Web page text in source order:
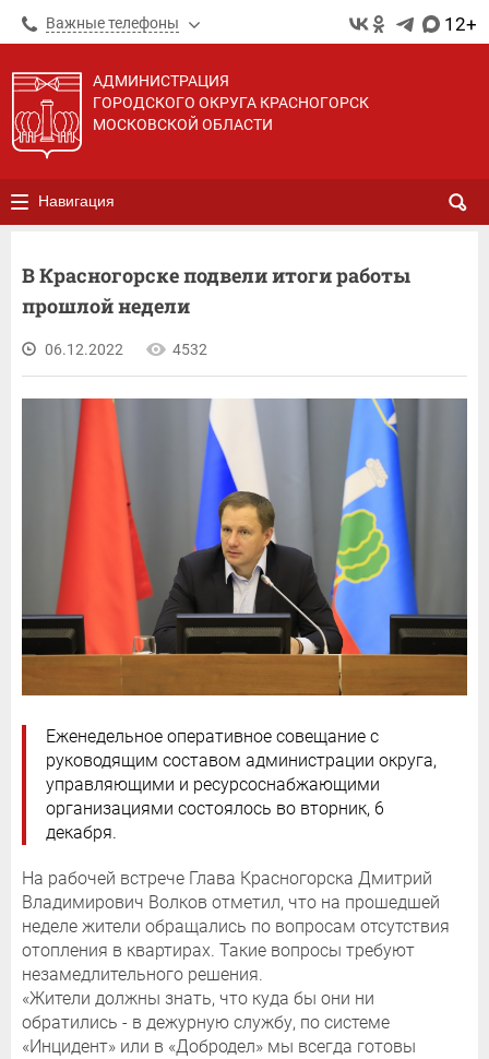
Важные телефоны 12+
АДМИНИСТРАЦИЯ
ГОРОДСКОГО ОКРУГА КРАСНОГОРСК
МОСКОВСКОЙ ОБЛАСТИ
Навигация
В Красногорске подвели итоги работы
прошлой недели
06.12.2022 4532
Еженедельное оперативное совещание с
руководящим составом администрации округа,
управляющими и ресурсоснабжающими
организациями состоялось во вторник, 6
декабря.
На рабочей встрече Глава Красногорска Дмитрий
Владимирович Волков отметил, что на прошедшей
неделе жители обращались по вопросам отсутствия
отопления в квартирах. Такие вопросы требуют
незамедлительного решения.
«Жители должны знать, что куда бы они ни
обратились - в дежурную службу, по системе
«Инцидент» или в «Добродел» мы всегда готовы